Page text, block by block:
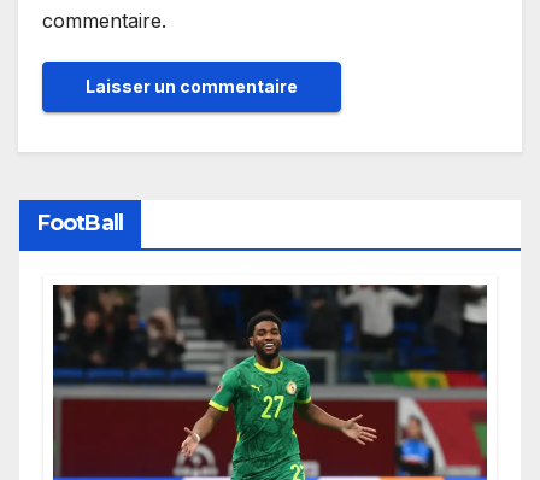
commentaire.
FootBall